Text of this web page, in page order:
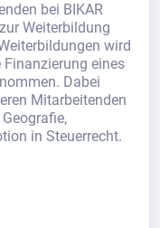
bei BIKAR
Weiterbildung
wird
Finanzierung eines
Dabei
Mitarbeitenden
in Steuerrecht.